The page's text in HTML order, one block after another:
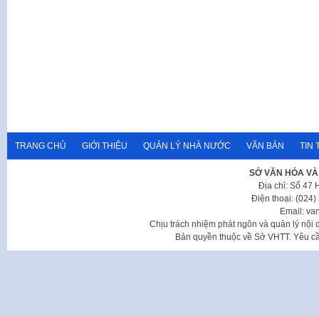
TRANG CHỦ GIỚI THIỆU QUẢN LÝ NHÀ NƯỚC VĂN BẢN TIN
SỞ VĂN HÓA
Địa chỉ: Số 47
Điện thoại: (024)
Email:
Chịu trách nhiệm phát ngôn và quản lý nội
Bản quyền thuộc về Sở VHTT. Yêu